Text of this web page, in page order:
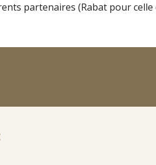
partenaires (Rabat pour celle